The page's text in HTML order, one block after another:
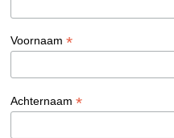
Voornaam*
Achternaam*